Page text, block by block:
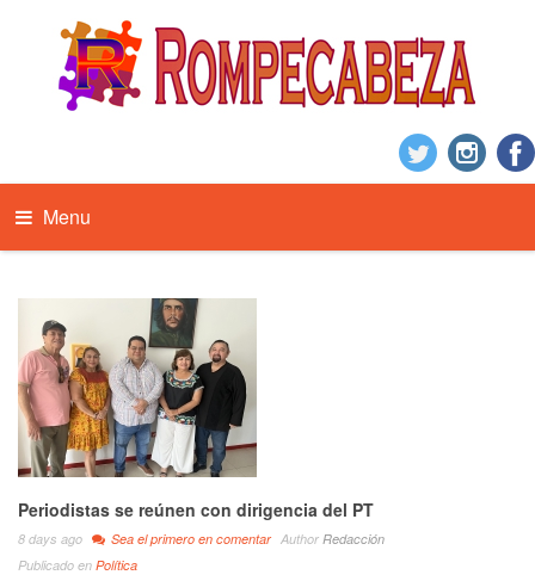
Menu
Periodistas se reúnen con dirigencia del PT
8 days ago Sea el primero en comentar Author Redacción
Publicado en Política